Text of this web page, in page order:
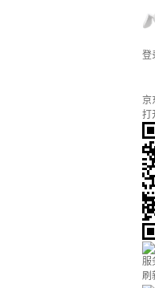
登
京
打
服
刷